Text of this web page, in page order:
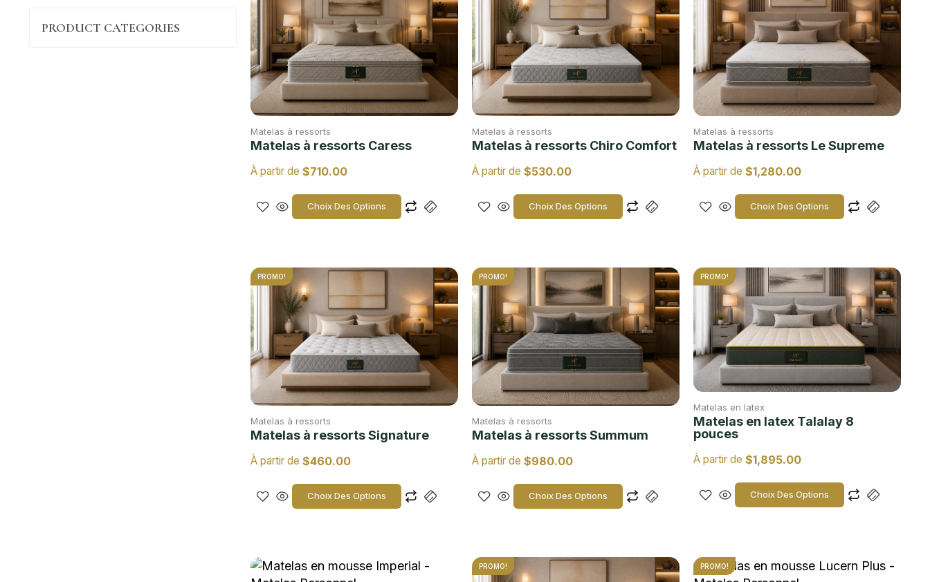
PRODUCT CATEGORIES
Matelas à ressorts
Matelas à ressorts Caress
À partir de $710.00
Choix Des Options
Matelas à ressorts
Matelas à ressorts Chiro Comfort
À partir de $530.00
Choix Des Options
Matelas à ressorts
Matelas à ressorts Le Supreme
À partir de $1,280.00
Choix Des Options
PROMO!
Matelas à ressorts
Matelas à ressorts Signature
À partir de $460.00
Choix Des Options
PROMO!
Matelas à ressorts
Matelas à ressorts Summum
À partir de $980.00
Choix Des Options
PROMO!
Matelas en latex
Matelas en latex Talalay 8
pouces
À partir de $1,895.00
Choix Des Options
PROMO! PROMO!